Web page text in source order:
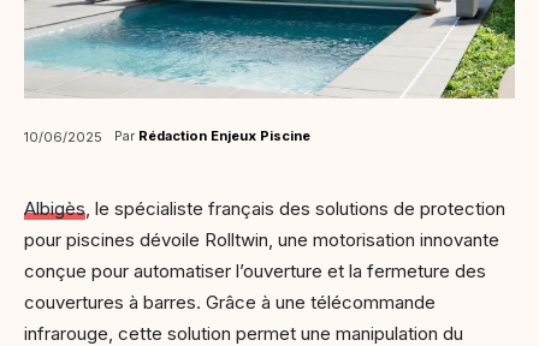
10/06/2025 Par Rédaction Enjeux Piscine
Albigès , le spécialiste français des solutions de protection
pour piscines dévoile Rolltwin, une motorisation innovante
conçue pour automatiser l’ouverture et la fermeture des
couvertures à barres. Grâce à une télécommande
infrarouge, cette solution permet une manipulation du